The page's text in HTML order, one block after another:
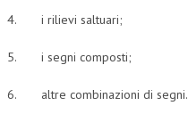
4. i rilievi saltuari;
5. i segni composti;
6. altre combinazioni di segni.